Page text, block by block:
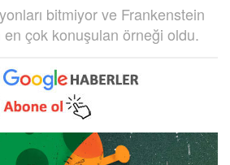
bitmiyor ve Frankenstein
en çok konuşulan örneği oldu.